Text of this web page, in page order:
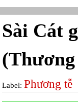
Sài Cát
Label: Phương tễ